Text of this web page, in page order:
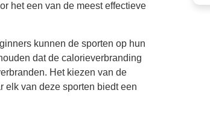
het een van de meest effectieve
kunnen de sporten op hun
dat de calorieverbranding
Het kiezen van de
elk van deze sporten biedt een